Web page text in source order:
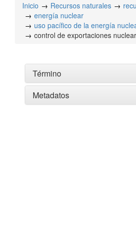
Inicio Recursos naturales
energía nuclear
uso pacífico de la energía
control de exportaciones
Término
Metadatos